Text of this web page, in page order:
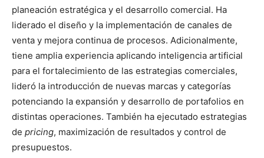
planeación estratégica y el desarrollo comercial. Ha
liderado el diseño y la implementación de canales de
venta y mejora continua de procesos. Adicionalmente,
tiene amplia experiencia aplicando inteligencia artificial
para el fortalecimiento de las estrategias comerciales,
lideró la introducción de nuevas marcas y categorías
potenciando la expansión y desarrollo de portafolios en
distintas operaciones. También ha ejecutado estrategias
de pricing, maximización de resultados y control de
presupuestos.